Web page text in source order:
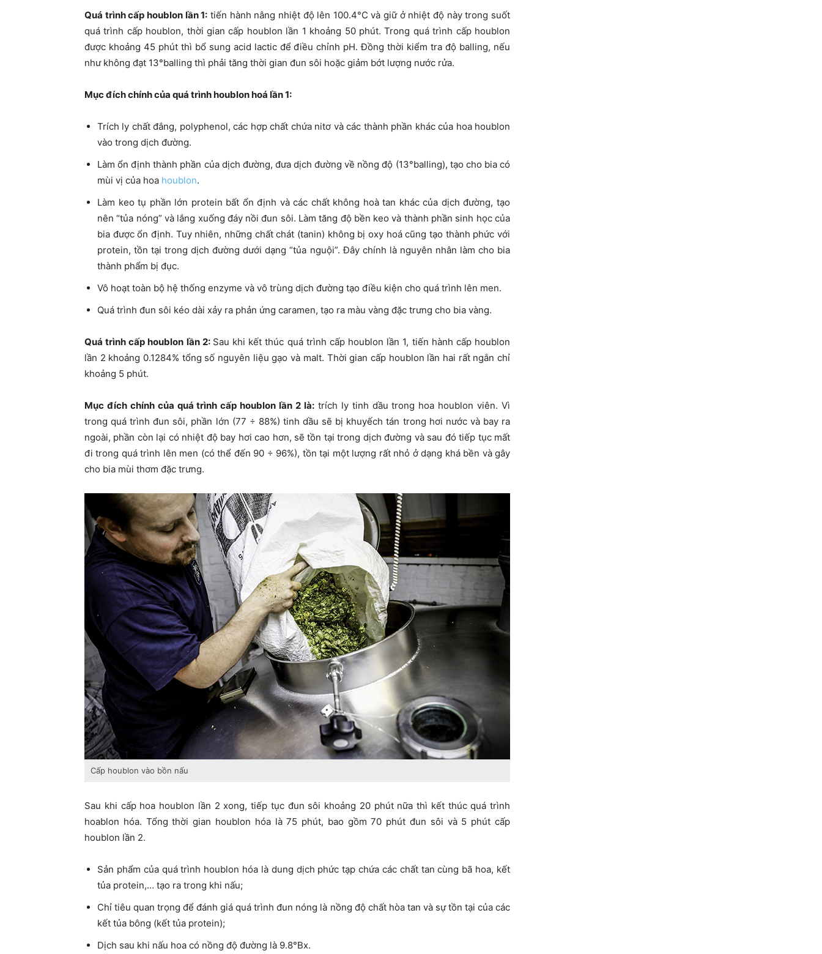
Quá trình cấp houblon lần 1: tiến hành nâng nhiệt độ lên 100.4°C và giữ ở nhiệt độ này trong suốt
quá trình cấp houblon, thời gian cấp houblon lần 1 khoảng 50 phút. Trong quá trình cấp houblon
được khoảng 45 phút thì bổ sung acid lactic để điều chỉnh pH. Đồng thời kiểm tra độ balling, nếu
như không đạt 13°balling thì phải tăng thời gian đun sôi hoặc giảm bớt lượng nước rửa.
Mục đích chính của quá trình houblon hoá lần 1:
Trích ly chất đắng, polyphenol, các hợp chất chứa nitơ và các thành phần khác của hoa houblon
vào trong dịch đường.
Làm ổn định thành phần của dịch đường, đưa dịch đường về nồng độ (13°balling), tạo cho bia có
mùi vị của hoa houblon.
Làm keo tụ phần lớn protein bất ổn định và các chất không hoà tan khác của dịch đường, tạo
nên “tủa nóng” và lắng xuống đáy nồi đun sôi. Làm tăng độ bền keo và thành phần sinh học của
bia được ổn định. Tuy nhiên, những chất chát (tanin) không bị oxy hoá cũng tạo thành phức với
protein, tồn tại trong dịch đường dưới dạng “tủa nguội”. Đây chính là nguyên nhân làm cho bia
thành phẩm bị đục.
Vô hoạt toàn bộ hệ thống enzyme và vô trùng dịch đường tạo điều kiện cho quá trình lên men.
Quá trình đun sôi kéo dài xảy ra phản ứng caramen, tạo ra màu vàng đặc trưng cho bia vàng.
Quá trình cấp houblon lần 2: Sau khi kết thúc quá trình cấp houblon lần 1, tiến hành cấp houblon
lần 2 khoảng 0.1284% tổng số nguyên liệu gạo và malt. Thời gian cấp houblon lần hai rất ngắn chỉ
khoảng 5 phút.
Mục đích chính của quá trình cấp houblon lần 2 là:trích ly tinh dầu trong hoa houblon viên. Vì
trong quá trình đun sôi, phần lớn (77 ÷ 88%) tinh dầu sẽ bị khuyếch tán trong hơi nước và bay ra
ngoài, phần còn lại có nhiệt độ bay hơi cao hơn, sẽ tồn tại trong dịch đường và sau đó tiếp tục mất
đi trong quá trình lên men (có thể đến 90 ÷ 96%), tồn tại một lượng rất nhỏ ở dạng khá bền và gây
cho bia mùi thơm đặc trưng.
Cấp houblon vào bồn nấu
Sau khi cấp hoa houblon lần 2 xong, tiếp tục đun sôi khoảng 20 phút nữa thì kết thúc quá trình
hoablon hóa. Tổng thời gian houblon hóa là 75 phút, bao gồm 70 phút đun sôi và 5 phút cấp
houblon lần 2.
Sản phẩm của quá trình houblon hóa là dung dịch phức tạp chứa các chất tan cùng bã hoa, kết
tủa protein,… tạo ra trong khi nấu;
Chỉ tiêu quan trọng để đánh giá quá trình đun nóng là nồng độ chất hòa tan và sự tồn tại của các
kết tủa bông (kết tủa protein);
Dịch sau khi nấu hoa có nồng độ đường là 9.8°Bx.